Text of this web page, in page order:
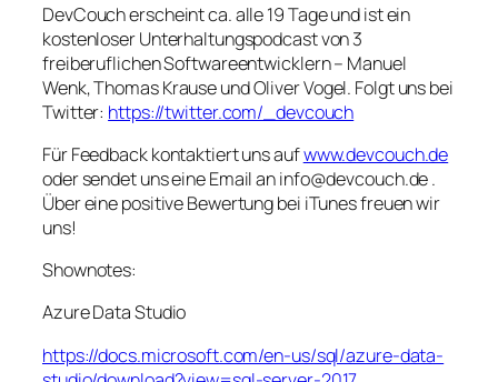
DevCouch erscheint ca. alle 19 Tage und ist ein
kostenloser Unterhaltungspodcast von 3
freiberuflichen Softwareentwicklern – Manuel
Wenk, Thomas Krause und Oliver Vogel. Folgt uns bei
Twitter: https://twitter.com/_devcouch
Für Feedback kontaktiert uns aufwww.devcouch.de
oder sendet uns eine Email an info@devcouch.de .
Über eine positive Bewertung bei iTunes freuen wir
uns!
Shownotes:
Azure Data Studio
https://docs.microsoft.com/en-us/sql/azure-data-